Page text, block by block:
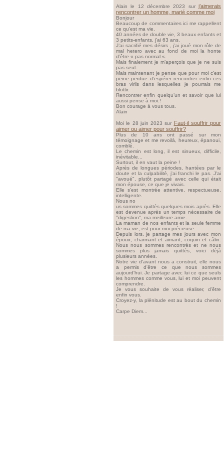
Alain le 12 décembre 2023 sur j’aimerais
rencontrer un homme, marié comme moi
Bonjour
Beaucoup de commentaires ici me rappellent
ce qu’est ma vie.
40 années de double vie, 3 beaux enfants et
3 petits-enfants, j’ai 63 ans.
J’ai sacrifié mes désirs , j’ai joué mon rôle de
mal hetero avec au fond de moi la honte
d’être « pas normal «.
Mais finalement je m’aperçois que je ne suis
pas seul.
Mais maintenant je pense que pour moi c’est
peine perdue d’espérer rencontrer enfin ces
bras virils dans lesquelles je pourrais me
blottir.
Rencontrer enfin quelqu’un et savoir que lui
aussi pense à moi.!
Bon courage à vous tous.
Alain
Moi le 28 juin 2023 sur Faut-il souffrir pour
aimer ou aimer pour souffrir?
Plus de 10 ans ont passé sur mon
témoignage et me revoilà, heureux, épanoui,
comblé.
Le chemin est long, il est sinueux, difficile,
inévitable...
Surtout, il en vaut la peine !
Après de longues périodes, hantées par le
doute et la culpabilité, j'ai franchi le pas. J'ai
"avoué", plutôt partagé avec celle qui était
mon épouse, ce que je vivais.
Elle s'est montrée attentive, respectueuse,
intelligente.
Nous no
us sommes quittés quelques mois après. Elle
est devenue après un temps nécessaire de
"digestion", ma meilleure amie.
La maman de nos enfants et la seule femme
de ma vie, est pour moi précieuse.
Depuis lors, je partage mes jours avec mon
époux, charmant et aimant, coquin et câlin.
Nous nous sommes rencontrés et ne nous
sommes plus jamais quittés, voici déjà
plusieurs années.
Notre vie d'avant nous a construit, elle nous
a permis d'être ce que nous sommes
aujourd'hui. Je partage avec lui ce que seuls
les hommes comme vous, lui et moi peuvent
comprendre.
Je vous souhaite de vous réaliser, d'être
enfin vous.
Croyez-y, la plénitude est au bout du chemin
!
Carpe Diem...